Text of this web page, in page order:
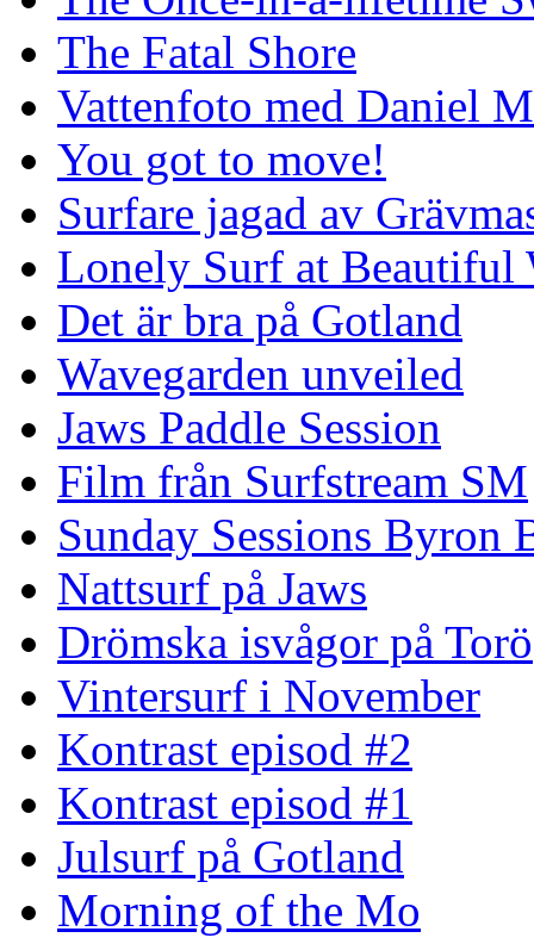
The Fatal Shore
Vattenfoto med Daniel
You got to move!
Surfare jagad av
Lonely Surf at Beautiful
Det är bra på Gotland
Wavegarden unveiled
Jaws Paddle Session
Film från Surfstream SM
Sunday Sessions Byron
Nattsurf på Jaws
Drömska isvågor på Torö
Vintersurf i November
Kontrast episod #2
Kontrast episod #1
Julsurf på Gotland
Morning of the Mo